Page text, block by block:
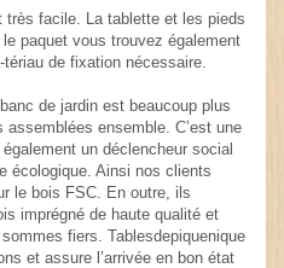
très facile. La tablette et les pieds
paquet vous trouvez également
de fixation nécessaire.
de jardin est beaucoup plus
assemblées ensemble. C’est une
un déclencheur social
écologique. Ainsi nos clients
le bois FSC. En outre, ils
imprégné de haute qualité et
fiers. Tablesdepiquenique
et assure l’arrivée en bon état